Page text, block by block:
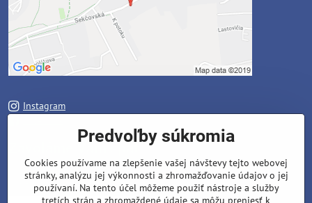
Instagram
Váš telefón*
Predvoľby súkromia
Cookies používame na zlepšenie vašej návštevy tejto webovej
stránky, analýzu jej výkonnosti a zhromažďovanie údajov o jej
používaní. Na tento účel môžeme použiť nástroje a služby
tretích strán a zhromaždené údaje sa môžu preniesť k